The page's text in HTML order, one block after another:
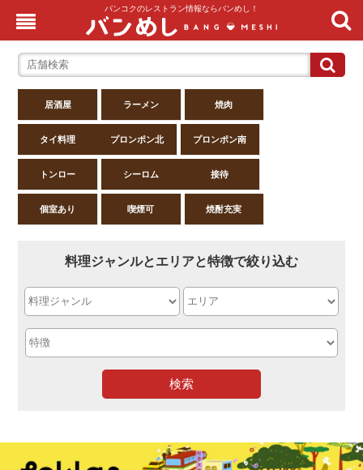
バンコクのレストラン情報ならバンめし！
居酒屋 ラーメン 焼肉
タイ料理 プロンポン北 プロンポン南
トンロー シーロム 接待
個室あり 喫煙可 焼酎充実
料理ジャンルとエリアと特徴で絞り込む
検索